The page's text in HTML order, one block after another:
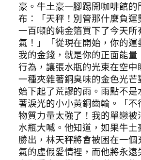
豪。牛土豪一腳踢開咖啡館的
布：「天秤！別管那什麼負運
一百噸的純金箔買下了今天所
氣！」「從現在開始，你的運
我的金錢，就是你的正面能量
行為，讓張水瓶的光束在空中
一種夾雜著銅臭味的金色光芒
始下起了荒謬的雨。雨點不是
著淚光的小小黃銅齒輪。「不
物質力量太強了！我的單戀被
水瓶大喊。他知道，如果牛土
勝出，林天秤將會被困在一個
氣的虛假愛情裡，而他將永遠